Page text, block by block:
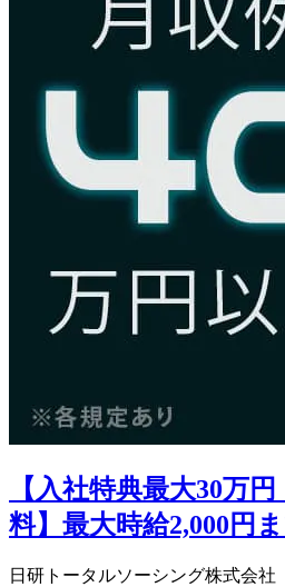
【入社特典最大30万
料】最大時給2,000円
日研トータルソーシング株式会社